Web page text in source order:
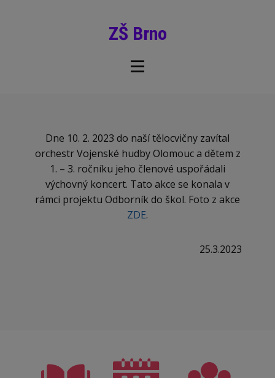
ZŠ Brno
Dne 10. 2. 2023 do naší tělocvičny zavítal
orchestr Vojenské hudby Olomouc a dětem z
1. – 3. ročníku jeho členové uspořádali
výchovný koncert. Tato akce se konala v
rámci projektu Odborník do škol. Foto z akce
ZDE.
25.3.2023